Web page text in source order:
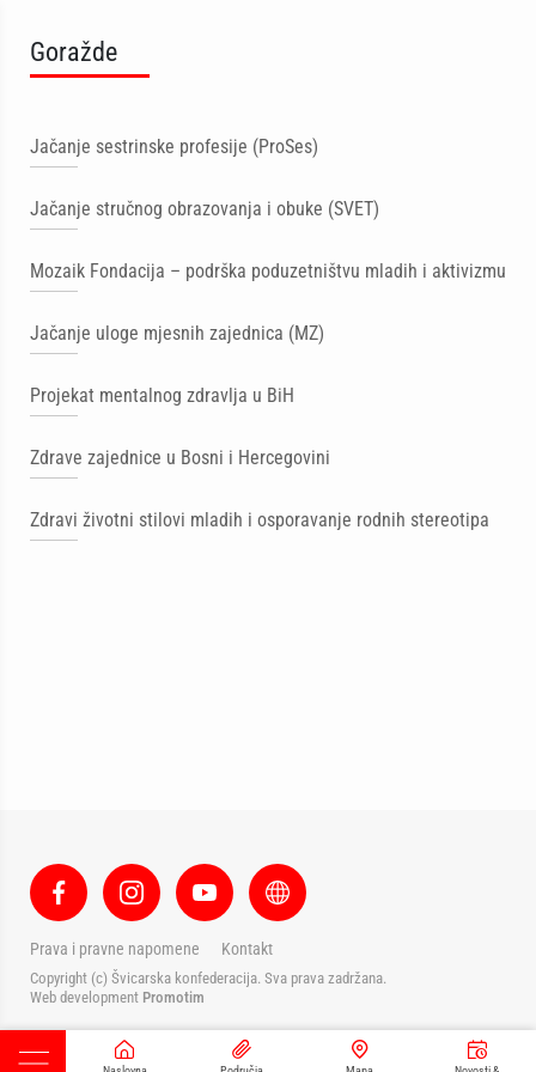
Goražde
Jačanje sestrinske profesije (ProSes)
Jačanje stručnog obrazovanja i obuke (SVET)
Mozaik Fondacija – podrška poduzetništvu mladih i aktivizmu
Jačanje uloge mjesnih zajednica (MZ)
Projekat mentalnog zdravlja u BiH
Zdrave zajednice u Bosni i Hercegovini
Zdravi životni stilovi mladih i osporavanje rodnih stereotipa
Prava i pravne napomene Kontakt
Copyright (c) Švicarska konfederacija. Sva prava zadržana.
Web development Promotim